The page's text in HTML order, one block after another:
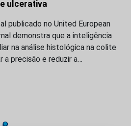
ulcerativa
publicado no United European
demonstra que a inteligência
na análise histológica na colite
a precisão e reduzir a…